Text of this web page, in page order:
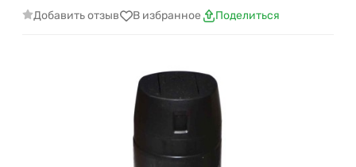
Добавить отзыв В избранное Поделиться